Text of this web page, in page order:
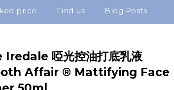
price Find us Blog Posts
Iredale 啞光控油打底乳液
Affair ® Mattifying Face